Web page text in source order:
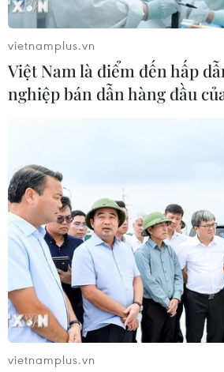
Lãnh đạo Liban đề nghị
quốc tế xử vụ nổ ở cảng
16/07/2021 00:20
Thủ tướng được chỉ định của Liban
nghị có một tòa án quốc tế để xét
chịu trách nhiệm về các vụ nổ hóa
ngày 4/8/2020.
vietnamplus.vn
Việt Nam là điểm đến hấp
nghiệp bán dẫn hàng đầu
vietnamplus.vn